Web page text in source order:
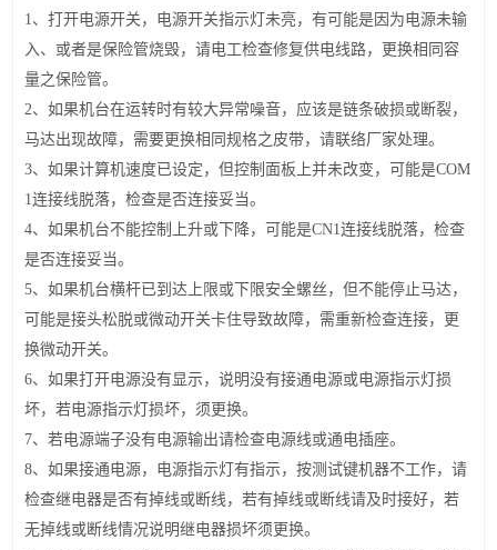
1、打开电源开关，电源开关指示灯未亮，有可能是因为电源未输
入、或者是保险管烧毁，请电工检查修复供电线路，更换相同容
量之保险管。
2、如果机台在运转时有较大异常噪音，应该是链条破损或断裂，
马达出现故障，需要更换相同规格之皮带，请联络厂家处理。
3、如果计算机速度已设定，但控制面板上并未改变，可能是COM
1连接线脱落，检查是否连接妥当。
4、如果机台不能控制上升或下降，可能是CN1连接线脱落，检查
是否连接妥当。
5、如果机台横杆已到达上限或下限安全螺丝，但不能停止马达，
可能是接头松脱或微动开关卡住导致故障，需重新检查连接，更
换微动开关。
6、如果打开电源没有显示，说明没有接通电源或电源指示灯损
坏，若电源指示灯损坏，须更换。
7、若电源端子没有电源输出请检查电源线或通电插座。
8、如果接通电源，电源指示灯有指示，按测试键机器不工作，请
检查继电器是否有掉线或断线，若有掉线或断线请及时接好，若
无掉线或断线情况说明继电器损坏须更换。